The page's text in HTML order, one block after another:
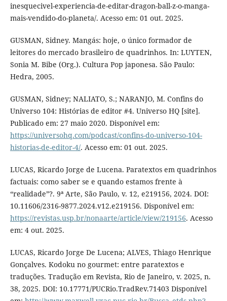
inesquecivel-experiencia-de-editar-dragon-ball-z-o-manga-
mais-vendido-do-planeta/. Acesso em: 01 out. 2025.
GUSMAN, Sidney. Mangás: hoje, o único formador de
leitores do mercado brasileiro de quadrinhos. In: LUYTEN,
Sonia M. Bibe (Org.). Cultura Pop japonesa. São Paulo:
Hedra, 2005.
GUSMAN, Sidney; NALIATO, S.; NARANJO, M. Confins do
Universo 104: Histórias de editor #4. Universo HQ [site].
Publicado em: 27 maio 2020. Disponível em:
https://universohq.com/podcast/confins-do-universo-104-
historias-de-editor-4/. Acesso em: 01 out. 2025.
LUCAS, Ricardo Jorge de Lucena. Paratextos em quadrinhos
factuais: como saber se e quando estamos frente à
“realidade”?. 9ª Arte, São Paulo, v. 12, e219156, 2024. DOI:
10.11606/2316-9877.2024.v12.e219156. Disponível em:
https://revistas.usp.br/nonaarte/article/view/219156. Acesso
em: 4 out. 2025.
LUCAS, Ricardo Jorge De Lucena; ALVES, Thiago Henrique
Gonçalves. Kodoku no gourmet: entre paratextos e
traduções. Tradução em Revista, Rio de Janeiro, v. 2025, n.
38, 2025. DOI: 10.17771/PUCRio.TradRev.71403 Disponível